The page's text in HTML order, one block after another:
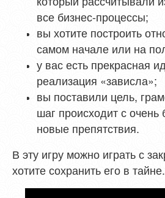
все бизнес-процессы;
вы хотите построить
самом начале или на
у вас есть прекрасная
реализация «зависла»;
вы поставили цель,
шаг происходит с
новые препятствия.
В эту игру можно играть с
хотите сохранить его в тайне.